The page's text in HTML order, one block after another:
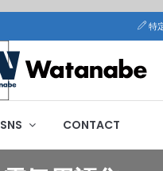
特
SNS CONTACT